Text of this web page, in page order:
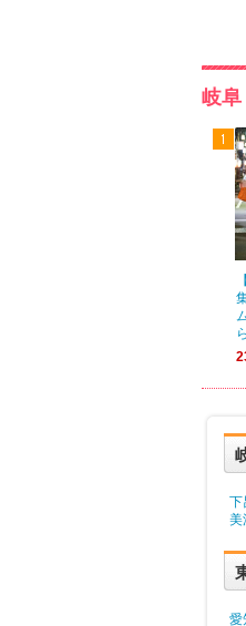
岐阜
下
美
愛